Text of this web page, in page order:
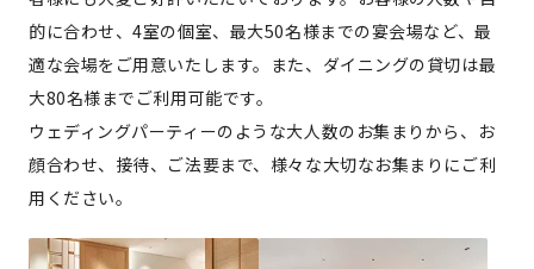
的に合わせ、4室の個室、最大50名様までの宴会場など、最
適な会場をご用意いたします。また、ダイニングの貸切は最
大80名様までご利用可能です。
ウェディングパーティーのような大人数のお集まりから、お
顔合わせ、接待、ご法要まで、様々な大切なお集まりにご利
用ください。